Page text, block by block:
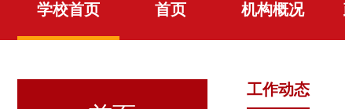
学校首页 首页 机构概况
工作动态